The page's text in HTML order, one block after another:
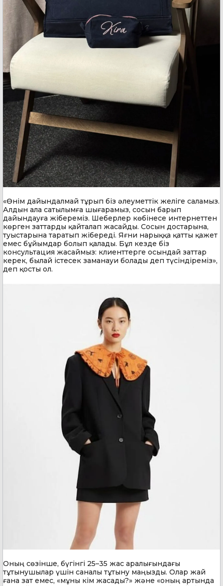
«Өнім дайындалмай тұрып біз әлеуметтік желіге саламыз.
Алдын ала сатылымға шығарамыз, сосын барып
дайындауға жібереміз. Шеберлер көбінесе интернеттен
көрген заттарды қайталап жасайды. Сосын достарына,
туыстарына таратып жібереді. Яғни нарыққа қатты қажет
емес бұйымдар болып қалады. Бұл кезде біз
консультация жасаймыз: клиенттерге осындай заттар
керек, былай істесек заманауи болады деп түсіндіреміз»,
деп қосты ол.
Оның сөзінше, бүгінгі 25–35 жас аралығындағы
тұтынушылар үшін саналы тұтыну маңызды. Олар жай
ғана зат емес, «мұны кім жасады?» және «оның артында